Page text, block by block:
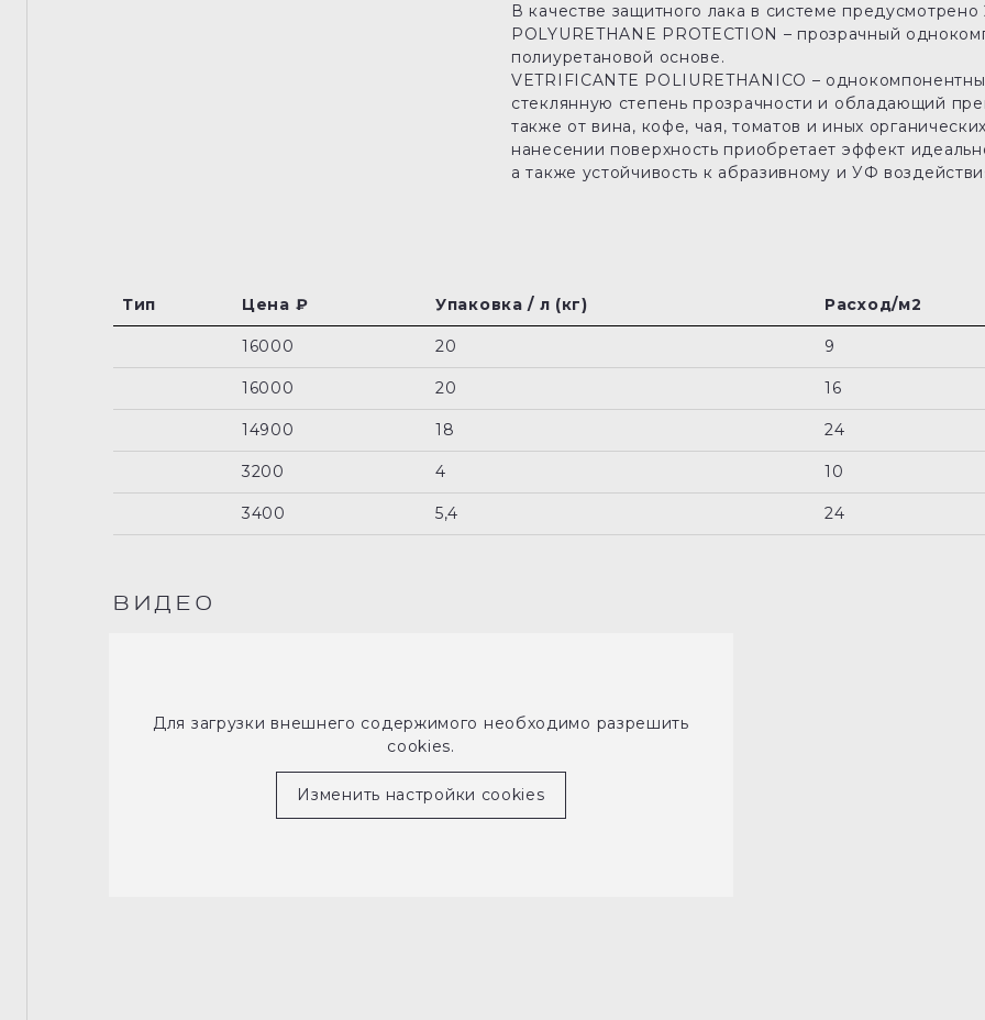
В качестве защитного лака в системе предусмотрено
POLYURETHANE PROTECTION – прозрачный
полиуретановой основе.
VETRIFICANTE POLIURETHANICO –
стеклянную степень прозрачности и обладающий
также от вина, кофе, чая, томатов и иных
нанесении поверхность приобретает эффект
а также устойчивость к абразивному и УФ
Тип Цена ₽ Упаковка / л (кг) Расход/м2
16000 20 9
16000 20 16
14900 18 24
3200 4 10
3400 5,4 24
ВИДЕО
Для загрузки внешнего содержимого необходимо разрешить
cookies.
Изменить настройки cookies